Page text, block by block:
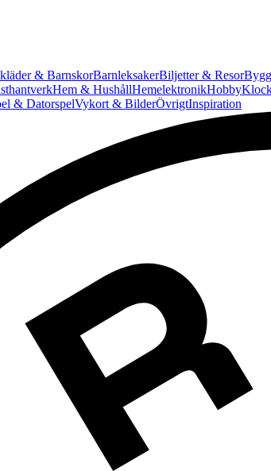
& BarnskorBarnleksakerBiljetter & Resor
Hem & HushållHemelektronikHobby
& DatorspelVykort & BilderÖvrigtInspiration